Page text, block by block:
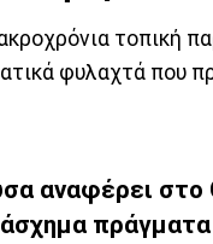
τοπική
φυλαχτά που
αναφέρει στο